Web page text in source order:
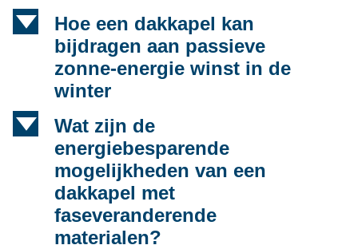
d
Hoe een dakkapel kan
bijdragen aan passieve
zonne-energie winst in de
winter
d
Wat zijn de
energiebesparende
mogelijkheden van een
dakkapel met
faseveranderende
materialen?